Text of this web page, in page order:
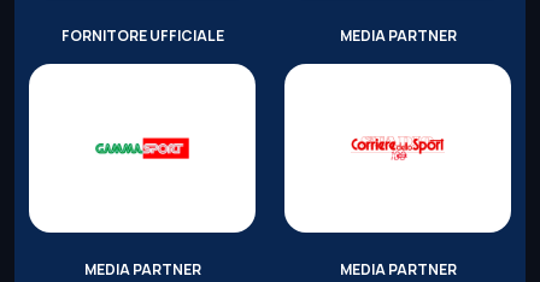
FORNITORE UFFICIALE MEDIA PARTNER
MEDIA PARTNER MEDIA PARTNER